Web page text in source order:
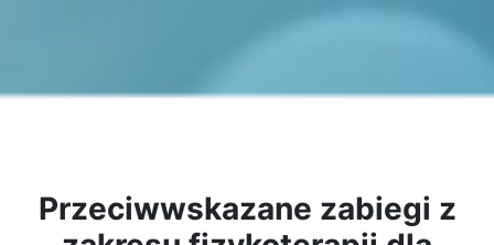
Przeciwwskazane zabiegi z